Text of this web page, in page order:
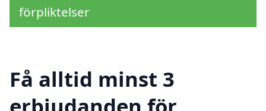
förpliktelser
Få alltid minst 3